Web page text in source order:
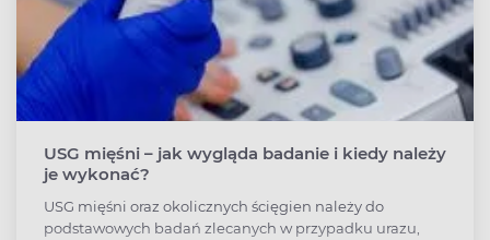
USG mięśni – jak wygląda badanie i kiedy należy
je wykonać?
USG mięśni oraz okolicznych ścięgien należy do
podstawowych badań zlecanych w przypadku urazu,